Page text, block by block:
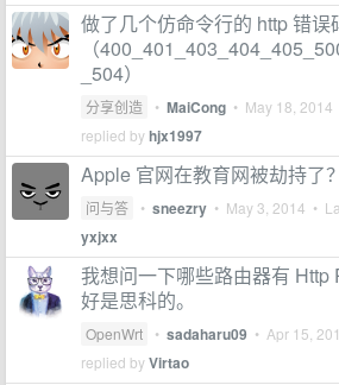
做了几个仿命令行的 http 错误
（
_504）
分享创造 • MaiCong • May 18, 2014
replied byhjx1997
Apple 官网在教育网被劫持了？
问与答 • sneezry • May 3, 2014 •
yxjxx
我想问一下哪些路由器有 Http
好是思科的。
OpenWrt • sadaharu09 • Apr 15,
replied byVirtao